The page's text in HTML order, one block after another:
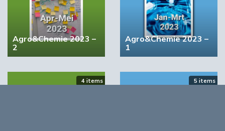
Agro&Chemie 2023 –
2
Agro&Chemie 2023 –
1
4 items 5 items